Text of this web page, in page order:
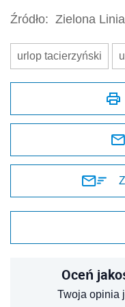
Źródło: Zielona Linia
urlop tacierzyński
Oceń
Twoja opinia